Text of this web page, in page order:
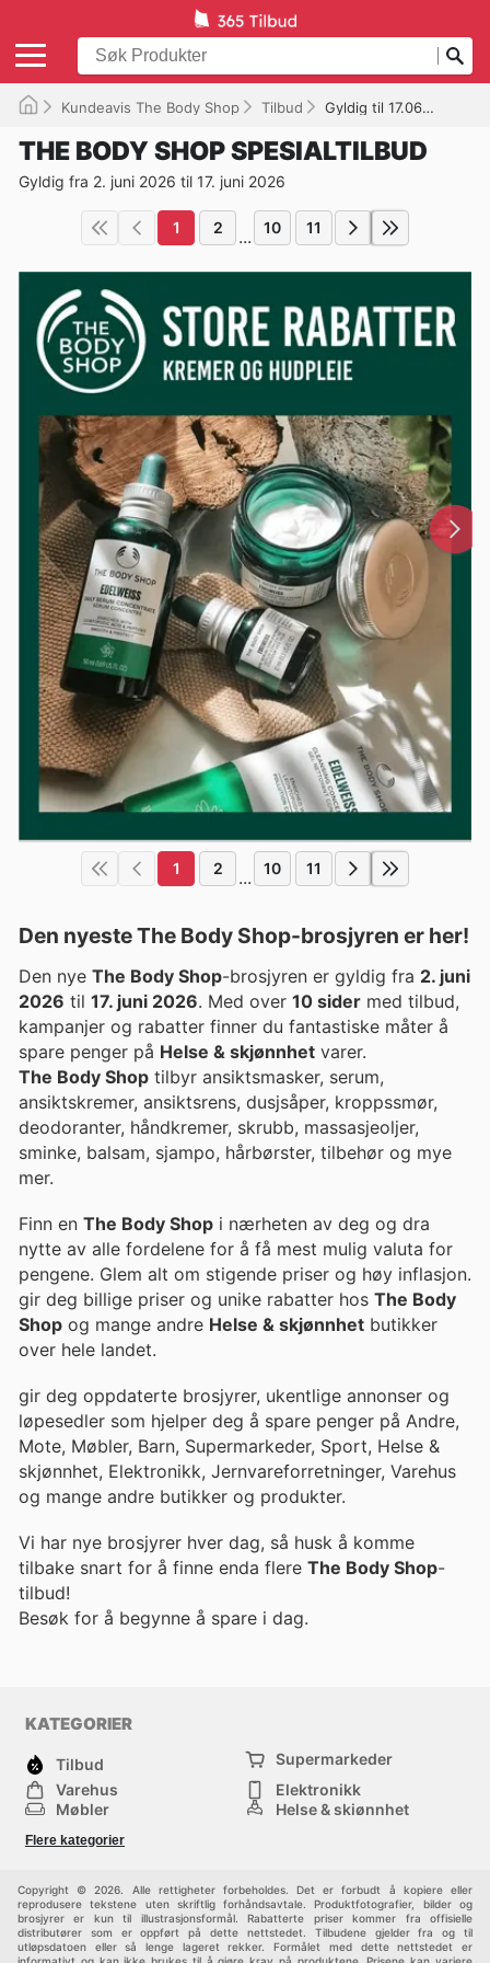
Kundeavis The Body Shop Tilbud Gyldig til 17.06.2026
THE BODY SHOP SPESIALTILBUD
Gyldig fra 2. juni 2026 til 17. juni 2026
1 2 ... 10 11
1 2 ... 10 11
Den nyeste The Body Shop-brosjyren er her!
Den nye The Body Shop-brosjyren er gyldig fra 2. juni
2026 til 17. juni 2026. Med over 10 sider med tilbud,
kampanjer og rabatter finner du fantastiske måter å
spare penger på Helse & skjønnhet varer.
The Body Shop tilbyr ansiktsmasker, serum,
ansiktskremer, ansiktsrens, dusjsåper, kroppssmør,
deodoranter, håndkremer, skrubb, massasjeoljer,
sminke, balsam, sjampo, hårbørster, tilbehør og mye
mer.
Finn en The Body Shop i nærheten av deg og dra
nytte av alle fordelene for å få mest mulig valuta for
pengene. Glem alt om stigende priser og høy inflasjon.
gir deg billige priser og unike rabatter hos The Body
Shop og mange andre Helse & skjønnhet butikker
over hele landet.
gir deg oppdaterte brosjyrer, ukentlige annonser og
løpesedler som hjelper deg å spare penger på Andre,
Mote, Møbler, Barn, Supermarkeder, Sport, Helse &
skjønnhet, Elektronikk, Jernvareforretninger, Varehus
og mange andre butikker og produkter.
Vi har nye brosjyrer hver dag, så husk å komme
tilbake snart for å finne enda flere The Body Shop-
tilbud!
Besøk for å begynne å spare i dag.
KATEGORIER
Tilbud
Supermarkeder
Varehus
Elektronikk
Møbler
Helse & skjønnhet
Sport
Flere kategorier
Copyright © 2026. Alle rettigheter forbeholdes. Det er forbudt å kopiere eller
reprodusere tekstene uten skriftlig forhåndsavtale. Produktfotografier, bilder og
brosjyrer er kun til illustrasjonsformål. Rabatterte priser kommer fra offisielle
distributører som er oppført på dette nettstedet. Tilbudene gjelder fra og til
utløpsdatoen eller så lenge lageret rekker. Formålet med dette nettstedet er